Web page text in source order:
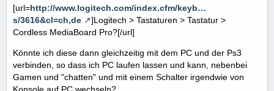
[url=http://www.logitech.com/index.cfm/keyb…
s/3616&cl=ch,de
]Logitech > Tastaturen > Tastatur >
Cordless MediaBoard Pro?[/url]
Könnte ich diese dann gleichzeitig mit dem PC und der Ps3
verbinden, so dass ich PC laufen lassen und kann, nebenbei
Gamen und "chatten" und mit einem Schalter irgendwie von